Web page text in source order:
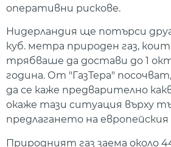
оперативни рискове.
Нидерландия ще потърси
куб. метра природен газ,
трябваше да достави до 1
година. От "ГазТера"
да се каже предварително
окаже тази ситуация върху
предлагането на европейския
Природният газ заема около